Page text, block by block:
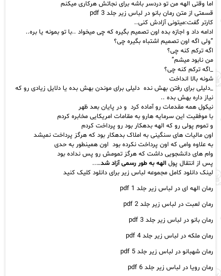
اما وقتی الهه من تو دردسر باشه برای نجاتش هرکاری میکنم
قسمتی از متن رمان بانو در لباس زیر جلد 3 pdf
کارتر گفت:میتونی آزادش کنی..
ادامه داد و اجازه بده اون تصمیم بگیره که چی میخواد ..با تو بمونه یا بره..
“ولی اگه اون تصمیم اشتباه بگیره چی؟
اگه ترکم کنه چی؟
من نابود میشم”
_اگه ترکم کنه چی؟
شونه بالا انداخت
_دلیلی برای رفتن بهش نده دلیلی برای موندن بهش بده یا دلایل زیادی رو که
نیاز داره بهش بده ..
نیکول همه مقدمات رو آماده کرد و در پایان بعد ظهر
با موفقیت این سرمایه هارو به مقامات امریکایی مخابره کردم
و تموم پولی رو که الهه بدهکار بود رو پرداخت کردم
اون مالیات های سنگینی به املاک بدهکار بود که هرگز پرداخت نمیشد
به علاوه وامی که اون پرداخت نکرده بود اون همینطور به حدی
وام های دانشجویی داشت که هرگز تمومش رو پس نداده بود
پس از انتقال پول الهه به طور رسمی آزاد شد…..
لینک دانلود کامل مجموعه لباس زیر برای دانلود کلیک کنید
رمان الهه ای در لباس زیر جلد 1 pdf
رمان لعبت در لباس زیر جلد 2 pdf
رمان بانو در لباس زیر جلد 3 pdf
رمان ملکه در لباس زیر جلد 4 pdf
رمان شهبانو در لباس زیر جلد 5 pdf
رمان رویا در لباس زیر جلد 6 pdf